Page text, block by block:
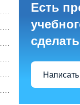
Есть